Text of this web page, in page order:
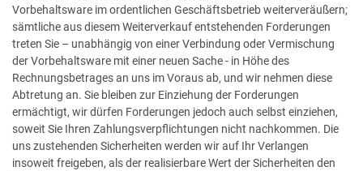
Vorbehaltsware im ordentlichen Geschäftsbetrieb weiterveräußern;
sämtliche aus diesem Weiterverkauf entstehenden Forderungen
treten Sie – unabhängig von einer Verbindung oder Vermischung
der Vorbehaltsware mit einer neuen Sache - in Höhe des
Rechnungsbetrages an uns im Voraus ab, und wir nehmen diese
Abtretung an. Sie bleiben zur Einziehung der Forderungen
ermächtigt, wir dürfen Forderungen jedoch auch selbst einziehen,
soweit Sie Ihren Zahlungsverpflichtungen nicht nachkommen. Die
uns zustehenden Sicherheiten werden wir auf Ihr Verlangen
insoweit freigeben, als der realisierbare Wert der Sicherheiten den